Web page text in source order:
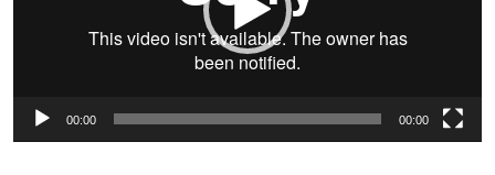
00:00 00:00